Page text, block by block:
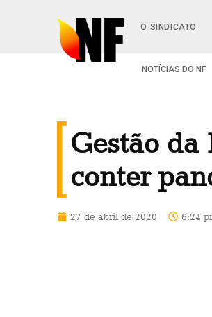
O SINDICATO
NOTÍCIAS DO NF
Gestão da
conter
27 de abril de 2020 6:24